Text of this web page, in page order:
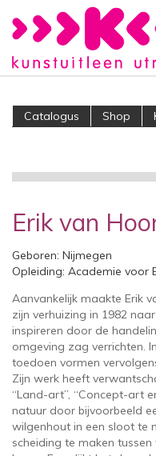
Catalogus Shop
Erik van
Geboren: Nijmegen
Opleiding: Academie voor
Aanvankelijk maakte Erik
zijn verhuizing in 1982
inspireren door de
omgeving zag verrichten.
toedoen vormen
Zijn werk heeft
“Land-art”, “Concept-art
natuur door bijvoorbeeld
wilgenhout in een sloot te
scheiding te maken